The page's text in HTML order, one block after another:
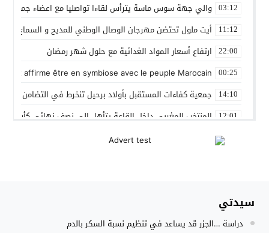
03:12 والي جهة سوس ماسة يترأس لقاءا تواصليا مع اعضاء جماعة
11:12 أيت ملول تحتضن مهرجان الوصال الوطني للمديح و السماع من 25 إلى 30 مارس
22:00 ارتفاع أسعار المواد الغدائية مع حلول شهر رمضان
00:25
affirme être en symbiose avec le peuple Marocain
14:10 جمعية كفاءات المستقبل بأولاد برحيل تنخرط في التضامن
12:01 المنتخب المغربي داخل القاعة يتأهل الى نصف نهائي كأس
20:15 نادي بلد الوليد الإسباني يعلن عن ضم الدولي المغربي سليم
15:54
11:08 تزنيت : انطلاق فعاليات الدورة الثامنة للملتقى الدولي
سيدتي
دراسة …الجزر قد يساعد في تنظيم نسبة السكر بالدم